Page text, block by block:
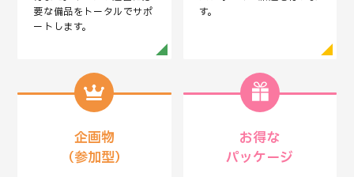
要な備品をトータルでサポ
ートします。
す。
企画物
（参加型）
お得な
パッケージ